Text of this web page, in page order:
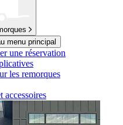
menu principal
une réservation
les remorques
accessoires